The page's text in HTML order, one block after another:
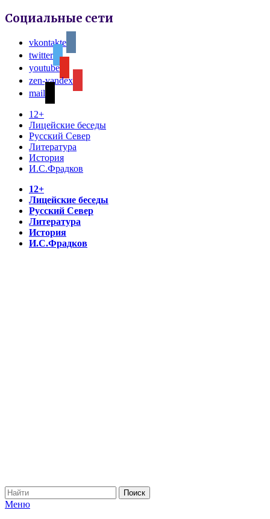
Социальные сети
vkontakte
twitter
youtube
zen-yandex
mail
12+
Лицейские беседы
Русский Север
Литература
История
И.С.Фрадков
12+
Лицейские беседы
Русский Север
Литература
История
И.С.Фрадков
Меню